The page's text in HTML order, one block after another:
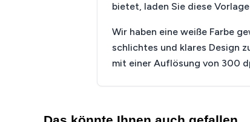
bietet, laden Sie diese
Wir haben eine weiße Farbe
schlichtes und klares Design
mit einer Auflösung von 300